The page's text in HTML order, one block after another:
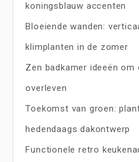
koningsblauw accenten
Bloeiende wanden:
klimplanten in de zomer
Zen badkamer ideeën
overleven
Toekomst van groen:
hedendaags dakontwerp
Functionele retro